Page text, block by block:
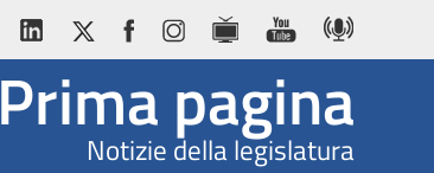
Prima pagina
Notizie della legislatura